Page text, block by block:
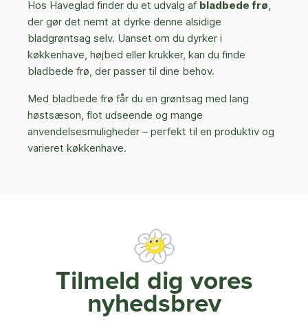
Hos Haveglad finder du et udvalg af bladbede frø,
der gør det nemt at dyrke denne alsidige
bladgrøntsag selv. Uanset om du dyrker i
køkkenhave, højbed eller krukker, kan du finde
bladbede frø, der passer til dine behov.
Med bladbede frø får du en grøntsag med lang
høstsæson, flot udseende og mange
anvendelsesmuligheder – perfekt til en produktiv og
varieret køkkenhave.
Tilmeld dig vores
nyhedsbrev